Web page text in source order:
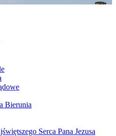
Bierunia
Serca Pana Jezusa